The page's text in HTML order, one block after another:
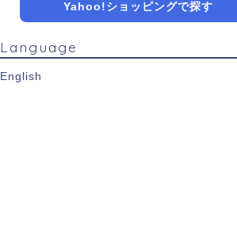
Yahoo!ショッピングで探す
Language
English